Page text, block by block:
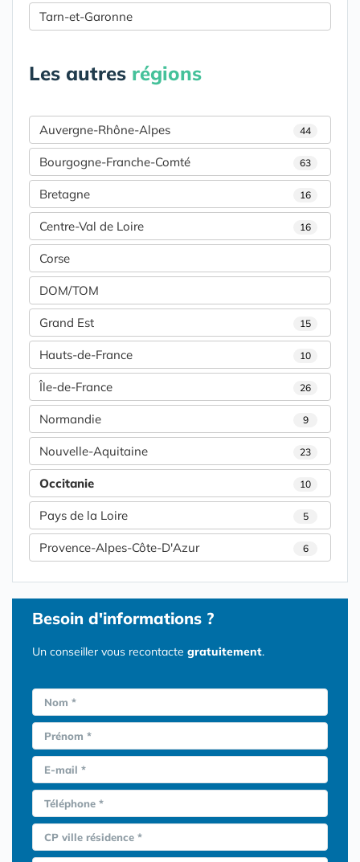
Tarn-et-Garonne
Les autres régions
Auvergne-Rhône-Alpes 44
Bourgogne-Franche-Comté 63
Bretagne 16
Centre-Val de Loire 16
Corse
DOM/TOM
Grand Est 15
Hauts-de-France 10
Île-de-France 26
Normandie 9
Nouvelle-Aquitaine 23
Occitanie 10
Pays de la Loire 5
Provence-Alpes-Côte-D'Azur 6
Besoin d'informations ?
Un conseiller vous recontacte gratuitement.
Nom *
Prénom *
E-mail *
Téléphone *
CP ville résidence *